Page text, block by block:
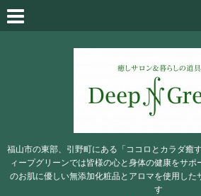
福山市の東部、引野町にある「ココロとカラダ
ィープグリーンでは皆様の心と身体の健康をサ
のお肌に優しい無添加化粧品とアロマを使用した
す